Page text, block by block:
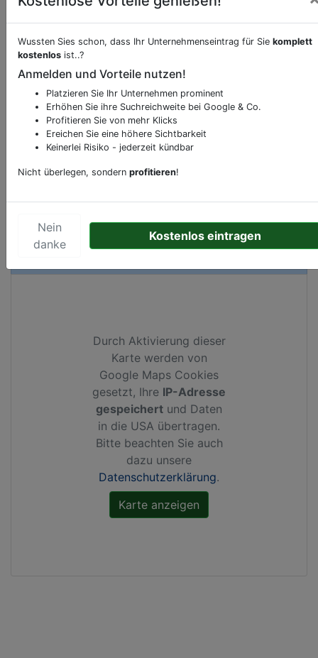
Beschreibung & Services von
Sie möchten eine Beschreibung, Dienstleistung
oder andere relevante Informationen hinzufügen?
Klicken Sie bittehierum uns zu kontaktieren.
Gerne erweitern wir Ihren Firmeneintrag um
Sonderangebote odere besondere Services, die
Ihr Unternehmen anbietet und womit Sie sich von
Durch Aktivierung dieser
Karte werden von
Google Maps Cookies
gesetzt, Ihre IP-Adresse
gespeichert und Daten
in die USA übertragen.
Bitte beachten Sie auch
dazu unsere
Datenschutzerklärung.
Wussten Sies schon, dass Ihr Unternehmenseintrag für Sie komplett
kostenlos ist..?
Anmelden und Vorteile nutzen!
Platzieren Sie Ihr Unternehmen prominent
Erhöhen Sie ihre Suchreichweite bei Google & Co.
Profitieren Sie von mehr Klicks
Ereichen Sie eine höhere Sichtbarkeit
Keinerlei Risiko - jederzeit kündbar
Nicht überlegen, sondern profitieren!
Nein
danke
Kostenlos eintragen